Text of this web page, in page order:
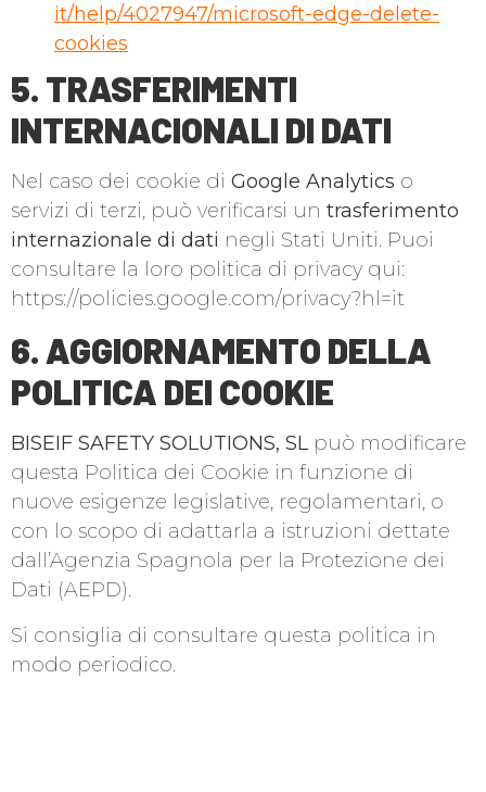
it/help/4027947/microsoft-edge-delete-
cookies
5. TRASFERIMENTI
INTERNACIONALI DI DATI
Nel caso dei cookie di Google Analytics o
servizi di terzi, può verificarsi un trasferimento
internazionale di dati negli Stati Uniti. Puoi
consultare la loro politica di privacy qui:
https://policies.google.com/privacy?hl=it
6. AGGIORNAMENTO DELLA
POLITICA DEI COOKIE
BISEIF SAFETY SOLUTIONS, SL può modificare
questa Politica dei Cookie in funzione di
nuove esigenze legislative, regolamentari, o
con lo scopo di adattarla a istruzioni dettate
dall’Agenzia Spagnola per la Protezione dei
Dati (AEPD).
Si consiglia di consultare questa politica in
modo periodico.